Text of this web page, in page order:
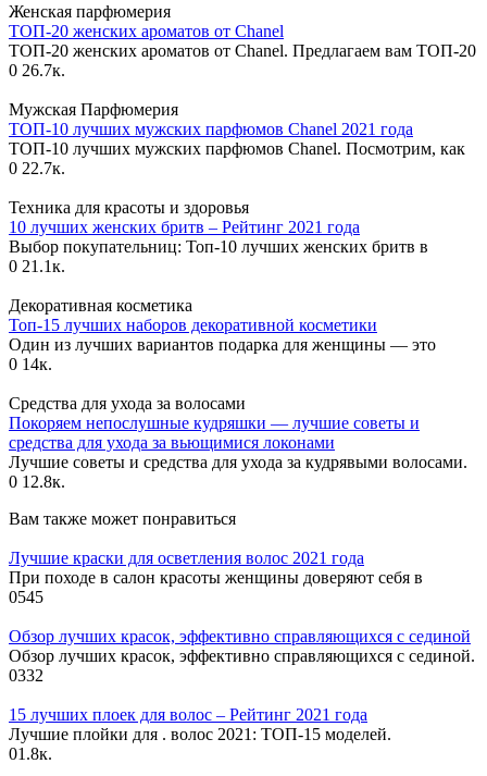
Женская парфюмерия
ТОП-20 женских ароматов от Chanel
ТОП-20 женских ароматов от Chanel. Предлагаем вам ТОП-20
0 26.7к.
Мужская Парфюмерия
ТОП-10 лучших мужских парфюмов Chanel 2021 года
ТОП-10 лучших мужских парфюмов Chanel. Посмотрим, как
0 22.7к.
Техника для красоты и здоровья
10 лучших женских бритв – Рейтинг 2021 года
Выбор покупательниц: Топ-10 лучших женских бритв в
0 21.1к.
Декоративная косметика
Топ-15 лучших наборов декоративной косметики
Один из лучших вариантов подарка для женщины — это
0 14к.
Средства для ухода за волосами
Покоряем непослушные кудряшки — лучшие советы и
средства для ухода за вьющимися локонами
Лучшие советы и средства для ухода за кудрявыми волосами.
0 12.8к.
Вам также может понравиться
Лучшие краски для осветления волос 2021 года
При походе в салон красоты женщины доверяют себя в
0545
Обзор лучших красок, эффективно справляющихся с сединой
Обзор лучших красок, эффективно справляющихся с сединой.
0332
15 лучших плоек для волос – Рейтинг 2021 года
Лучшие плойки для . волос 2021: ТОП-15 моделей.
01.8к.